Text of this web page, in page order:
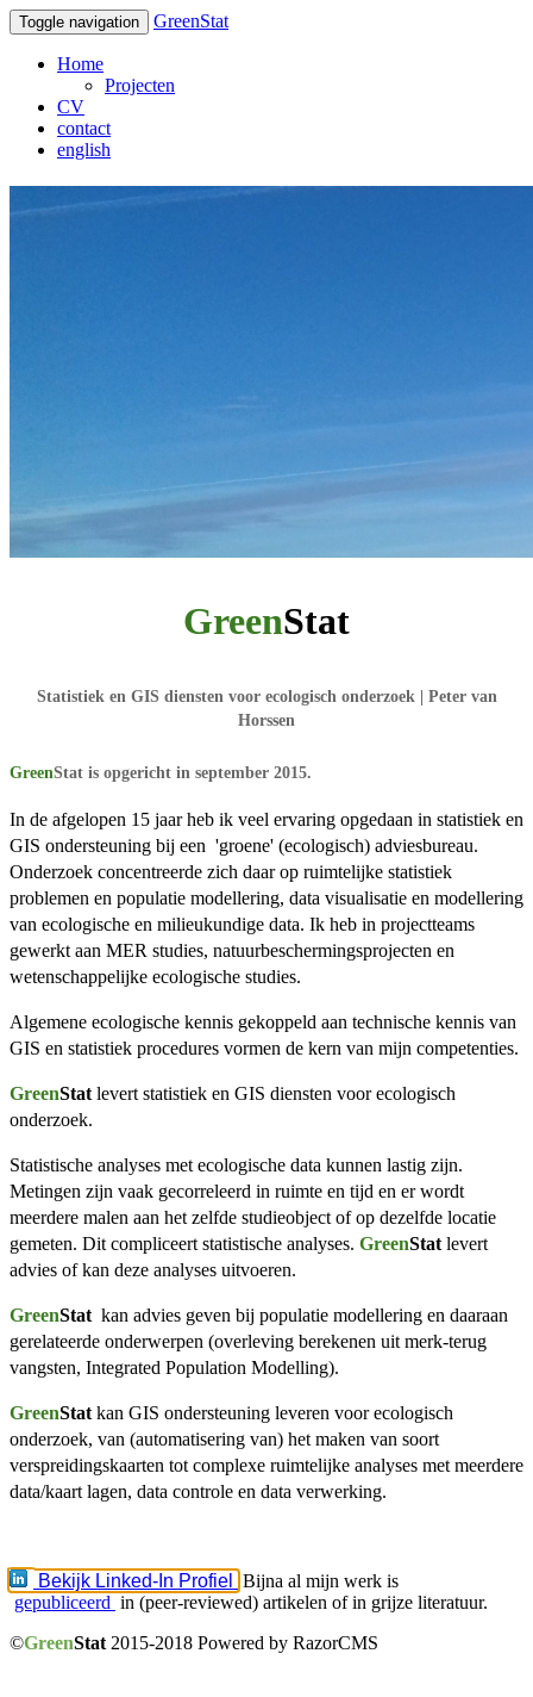
Toggle navigation GreenStat
Home
Projecten
CV
contact
english
GreenStat
Statistiek en GIS diensten voor ecologisch onderzoek | Peter van
Horssen
GreenStat is opgericht in september 2015.
In de afgelopen 15 jaar heb ik veel ervaring opgedaan in statistiek en
GIS ondersteuning bij een 'groene' (ecologisch) adviesbureau.
Onderzoek concentreerde zich daar op ruimtelijke statistiek
problemen en populatie modellering, data visualisatie en modellering
van ecologische en milieukundige data. Ik heb in projectteams
gewerkt aan MER studies, natuurbeschermingsprojecten en
wetenschappelijke ecologische studies.
Algemene ecologische kennis gekoppeld aan technische kennis van
GIS en statistiek procedures vormen de kern van mijn competenties.
GreenStat levert statistiek en GIS diensten voor ecologisch
onderzoek.
Statistische analyses met ecologische data kunnen lastig zijn.
Metingen zijn vaak gecorreleerd in ruimte en tijd en er wordt
meerdere malen aan het zelfde studieobject of op dezelfde locatie
gemeten. Dit compliceert statistische analyses. GreenStat levert
advies of kan deze analyses uitvoeren.
GreenStat kan advies geven bij populatie modellering en daaraan
gerelateerde onderwerpen (overleving berekenen uit merk-terug
vangsten, Integrated Population Modelling).
GreenStat kan GIS ondersteuning leveren voor ecologisch
onderzoek, van (automatisering van) het maken van soort
verspreidingskaarten tot complexe ruimtelijke analyses met meerdere
data/kaart lagen, data controle en data verwerking.
Bekijk Linked-In Profiel
Bijna al mijn werk is
gepubliceerd in (peer-reviewed) artikelen of in grijze literatuur.
©GreenStat 2015-2018 Powered by RazorCMS